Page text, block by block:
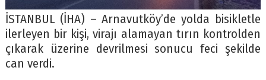
İSTANBUL (İHA) – Arnavutköy’de yolda bisikletle
ilerleyen bir kişi, virajı alamayan tırın kontrolden
çıkarak üzerine devrilmesi sonucu feci şekilde
can verdi.